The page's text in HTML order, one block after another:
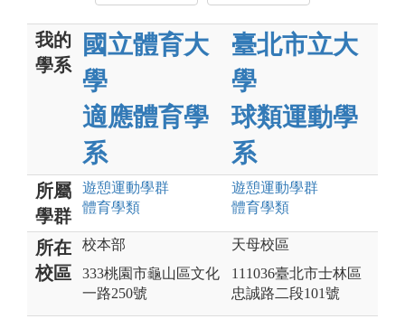
我的
學系
國立體育大
學
適應體育學
系
臺北市立大
學
球類運動學
系
所屬
學群
遊憩運動學群
體育學類
遊憩運動學群
體育學類
所在
校區
校本部
333桃園市龜山區文化
一路250號
天母校區
111036臺北市士林區
忠誠路二段101號